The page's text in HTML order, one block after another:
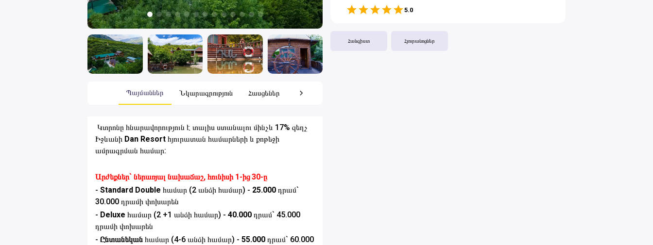
Այլ
Ծառայություն
Ապրանքներ
Ավտովարձույթ
Բեռնափոխադրում
Պայմաններ Նկարագրություն Հասցեներ Կարծիքներ
Կտրոնը հնարավորություն է տալիս ստանալու մինչև 17% զեղչ
Իջևանի Dan Resort հյուրատան համարների և քոթեջի
ամրագրման համար:
Արժեքներ` ներառյալ նախաճաշ, հունիսի 1-ից 30-ը
- Standard Double համար (2 անձի համար) - 25.000 դրամ`
30.000 դրամի փոխարեն
- Deluxe համար (2 +1 անձի համար) - 40.000 դրամ` 45.000
դրամի փոխարեն
- Ընտանեկան համար (4-6 անձի համար) - 55.000 դրամ` 60.000
5.0
Հանգիստ Հյուրանոցներ